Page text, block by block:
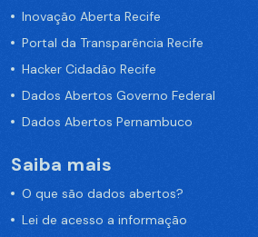
Inovação Aberta Recife
Portal da Transparência Recife
Hacker Cidadão Recife
Dados Abertos Governo Federal
Dados Abertos Pernambuco
Saiba mais
O que são dados abertos?
Lei de acesso a informação